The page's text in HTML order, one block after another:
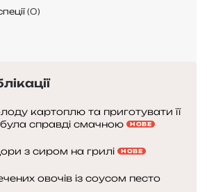
(0)
картоплю та приготувати її
справді смачною
НОВЕ
з сиром на грилі НОВЕ
овочів із соусом песто